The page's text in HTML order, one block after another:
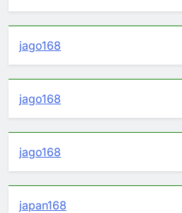
jago168
jago168
jago168
japan168